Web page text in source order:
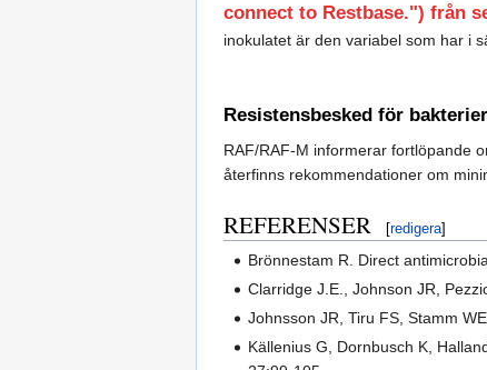
connect to Restbase.") från
inokulatet är den variabel som har i
Resistensbesked för
RAF/RAF-M informerar fortlöpande
återfinns rekommendationer om
REFERENSER [redigera]
Brönnestam R. Direct
Clarridge J.E., Johnson JR,
Johnsson JR, Tiru FS, Stamm
Källenius G, Dornbusch K,